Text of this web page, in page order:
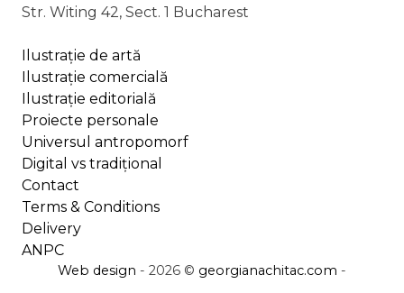
Str. Witing 42, Sect. 1 Bucharest
Ilustrație de artă
Ilustrație comercială
Ilustrație editorială
Proiecte personale
Universul antropomorf
Digital vs tradițional
Contact
Terms & Conditions
Delivery
ANPC
Web design - 2026 © georgianachitac.com -